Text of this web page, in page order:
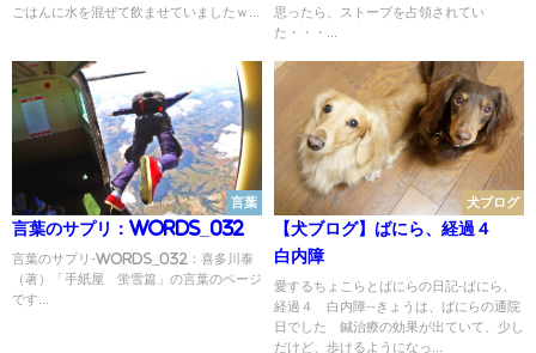
ごはんに水を混ぜて飲ませていましたｗ...
思ったら、ストーブを占領されてい
た・・・...
言葉
言葉のサプリ：Words_032
言葉のサプリ-Words_032：喜多川泰
（著）「手紙屋 蛍雪篇」の言葉のページ
です...
犬ブログ
【犬ブログ】ばにら、経過４
白内障
愛するちょこらとばにらの日記-ばにら、
経過４ 白内障--きょうは、ばにらの通院
日でした 鍼治療の効果が出ていて、少し
だけど、歩けるようになっ...